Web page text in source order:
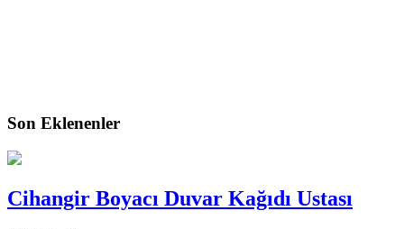
Son Eklenenler
Cihangir Boyacı Duvar Kağıdı Ustası